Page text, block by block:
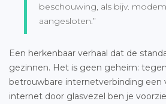
beschouwing, als bijv.
aangesloten.”
Een herkenbaar verhaal dat de
gezinnen. Het is geen geheim:
betrouwbare internetverbinding een
internet door glasvezel ben je